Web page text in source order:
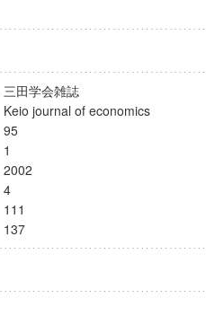
三田学会雑誌
Keio journal of economics
95
1
2002
4
111
137